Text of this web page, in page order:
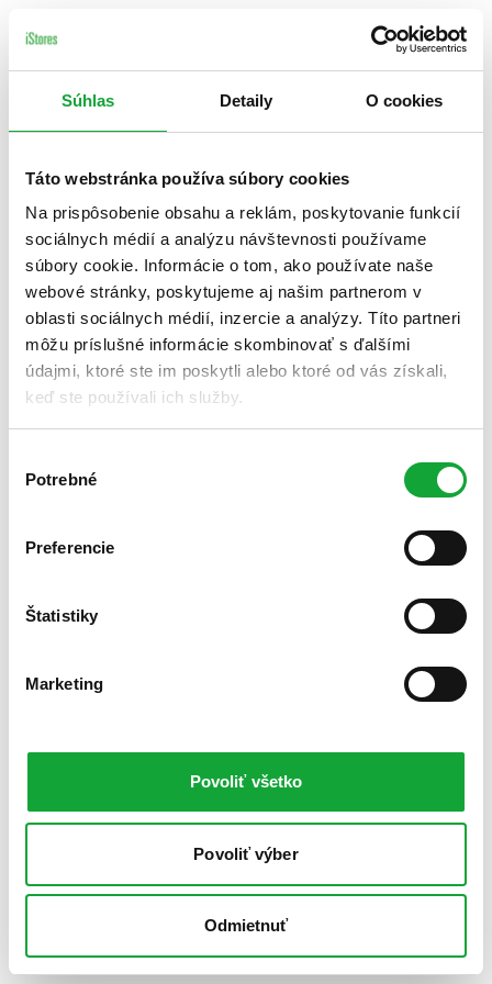
Súhlas Detaily O cookies
Táto webstránka používa súbory cookies
Na prispôsobenie obsahu a reklám, poskytovanie funkcií
sociálnych médií a analýzu návštevnosti používame
súbory cookie. Informácie o tom, ako používate naše
webové stránky, poskytujeme aj našim partnerom v
oblasti sociálnych médií, inzercie a analýzy. Títo partneri
môžu príslušné informácie skombinovať s ďalšími
údajmi, ktoré ste im poskytli alebo ktoré od vás získali,
keď ste používali ich služby.
súhlasu
Potrebné
Preferencie
Štatistiky
Marketing
Povoliť všetko
Povoliť výber
Odmietnuť